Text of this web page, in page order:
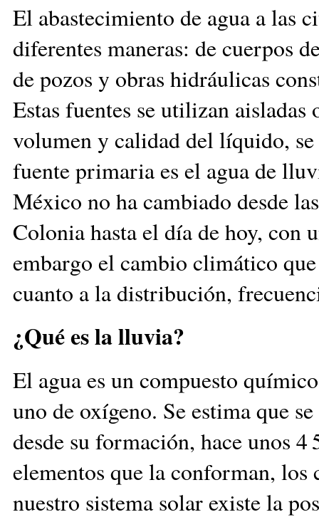
El abastecimiento de agua a las
diferentes maneras: de cuerpos
de pozos y obras hidráulicas
Estas fuentes se utilizan
volumen y calidad del líquido,
fuente primaria es el agua de
México no ha cambiado desde
Colonia hasta el día de hoy, con
embargo el cambio climático
cuanto a la distribución,
¿Qué es la lluvia?
El agua es un compuesto
uno de oxígeno. Se estima que
desde su formación, hace unos
elementos que la conforman,
nuestro sistema solar existe la